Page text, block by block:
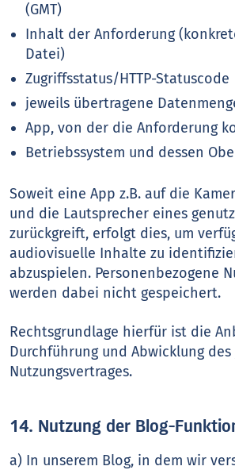
(GMT)
Inhalt der Anforderung
Datei)
Zugriffsstatus/HTTP-Statuscode
jeweils übertragene
App, von der die Anforderung
Betriebssystem und dessen
Soweit eine App z.B. auf die
und die Lautsprecher eines
zurückgreift, erfolgt dies, um
audiovisuelle Inhalte zu
abzuspielen. Personenbezogene
werden dabei nicht gespeichert.
Rechtsgrundlage hierfür ist die
Durchführung und Abwicklung
Nutzungsvertrages.
14. Nutzung der Blog-
a) In unserem Blog, in dem wir